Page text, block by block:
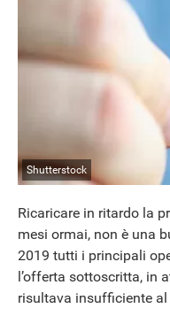
NEWS
utenti privati, di
articoli sul mondo
video,
Shutterstock
Ricaricare in ritardo la
mesi ormai, non è una
2019 tutti i principali
l’offerta sottoscritta, in
risultava insufficiente al